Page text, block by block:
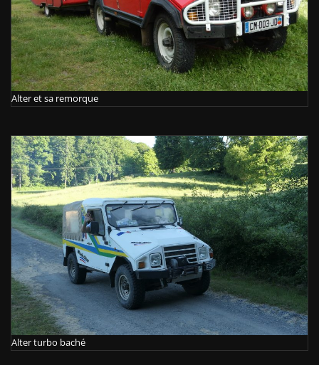
Alter et sa remorque
Alter turbo baché